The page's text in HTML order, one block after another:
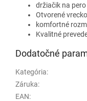
držiačik na pero
Otvorené vrecko
komfortné
Kvalitné
Dodatočné
Kategória:
Záruka:
EAN: